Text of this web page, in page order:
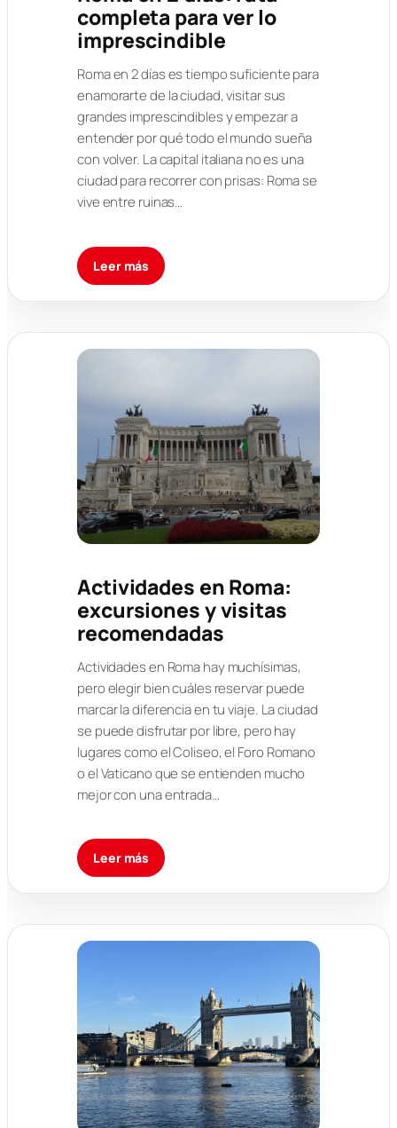
completa para ver lo
imprescindible
Roma en 2 días es tiempo suficiente para
enamorarte de la ciudad, visitar sus
grandes imprescindibles y empezar a
entender por qué todo el mundo sueña
con volver. La capital italiana no es una
ciudad para recorrer con prisas: Roma se
vive entre ruinas…
Leer más
Actividades en Roma:
excursiones y visitas
recomendadas
Actividades en Roma hay muchísimas,
pero elegir bien cuáles reservar puede
marcar la diferencia en tu viaje. La ciudad
se puede disfrutar por libre, pero hay
lugares como el Coliseo, el Foro Romano
o el Vaticano que se entienden mucho
mejor con una entrada…
Leer más